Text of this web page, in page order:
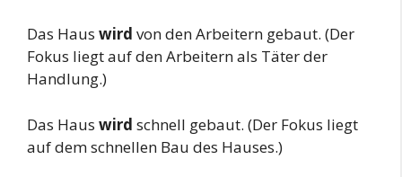
Das Haus wird von den Arbeitern gebaut. (Der
Fokus liegt auf den Arbeitern als Täter der
Handlung.)
Das Haus wird schnell gebaut. (Der Fokus liegt
auf dem schnellen Bau des Hauses.)